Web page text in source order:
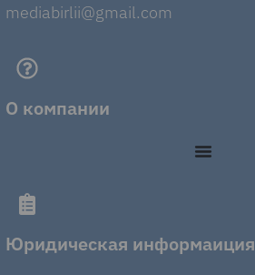
mediabirlii@gmail.com
О компании
Юридическая информаиция